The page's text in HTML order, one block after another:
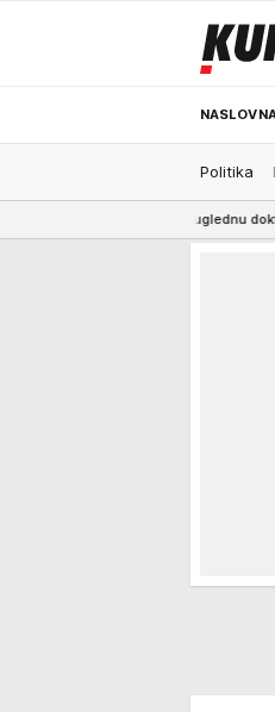
Politika
smrti tukao uglednu doktorku Milku,